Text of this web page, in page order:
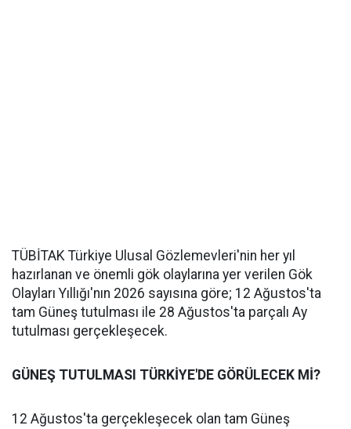
TÜBİTAK Türkiye Ulusal Gözlemevleri'nin her yıl
hazırlanan ve önemli gök olaylarına yer verilen Gök
Olayları Yıllığı'nın 2026 sayısına göre; 12 Ağustos'ta
tam Güneş tutulması ile 28 Ağustos'ta parçalı Ay
tutulması gerçekleşecek.
GÜNEŞ TUTULMASI TÜRKİYE'DE GÖRÜLECEK Mİ?
12 Ağustos'ta gerçekleşecek olan tam Güneş